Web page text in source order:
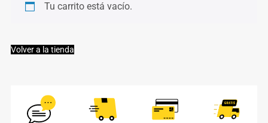
Tu carrito está vacío.
Volver a la tienda